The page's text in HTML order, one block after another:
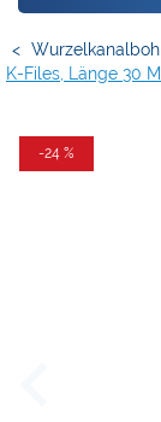
<
K-Files, Länge 30
-24 %